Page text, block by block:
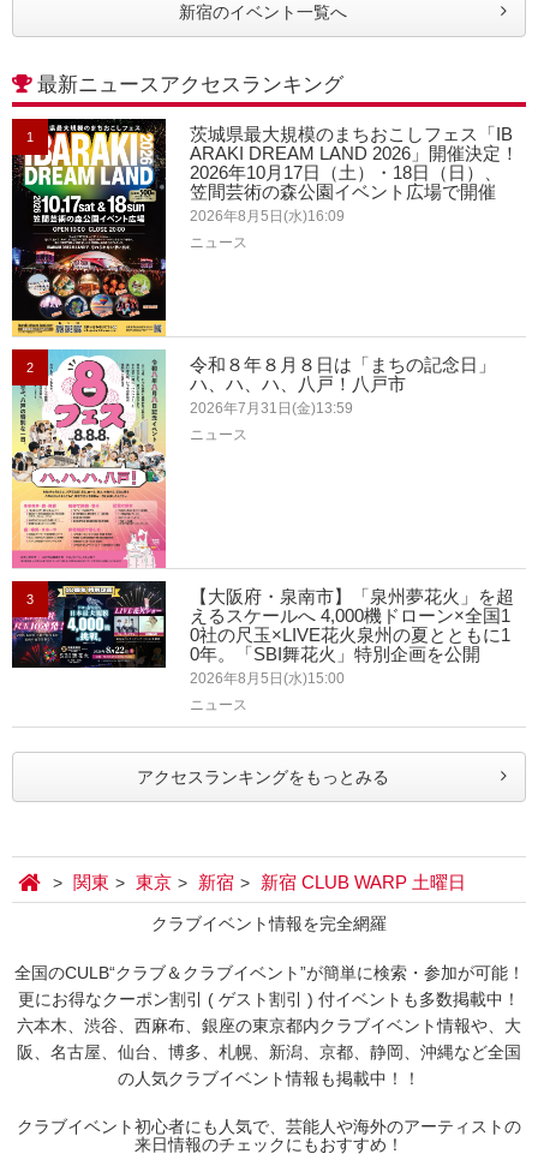
新宿のイベント一覧へ
最新ニュースアクセスランキング
1
茨城県最大規模のまちおこしフェス「IB
ARAKI DREAM LAND 2026」開催決定！
2026年10月17日（土）・18日（日）、
笠間芸術の森公園イベント広場で開催
2026年8月5日(水)16:09
ニュース
2
令和８年８月８日は「まちの記念日」
ハ、ハ、ハ、八戸！八戸市
2026年7月31日(金)13:59
ニュース
3
【大阪府・泉南市】「泉州夢花火」を超
えるスケールへ 4,000機ドローン×全国1
0社の尺玉×LIVE花火泉州の夏とともに1
0年。「SBI舞花火」特別企画を公開
2026年8月5日(水)15:00
ニュース
アクセスランキングをもっとみる
関東 東京 新宿 新宿 CLUB WARP 土曜日
クラブイベント情報を完全網羅
全国のCULB“クラブ＆クラブイベント”が簡単に検索・参加が可能！
更にお得なクーポン割引 ( ゲスト割引 ) 付イベントも多数掲載中！
六本木、渋谷、西麻布、銀座の東京都内クラブイベント情報や、大
阪、名古屋、仙台、博多、札幌、新潟、京都、静岡、沖縄など全国
の人気クラブイベント情報も掲載中！！
クラブイベント初心者にも人気で、芸能人や海外のアーティストの
来日情報のチェックにもおすすめ！